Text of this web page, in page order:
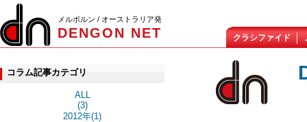
メルボルン / オーストラリア発
DENGON NET クラシファイド
コラム記事カテゴリ
ALL
(3)
2012年(1)